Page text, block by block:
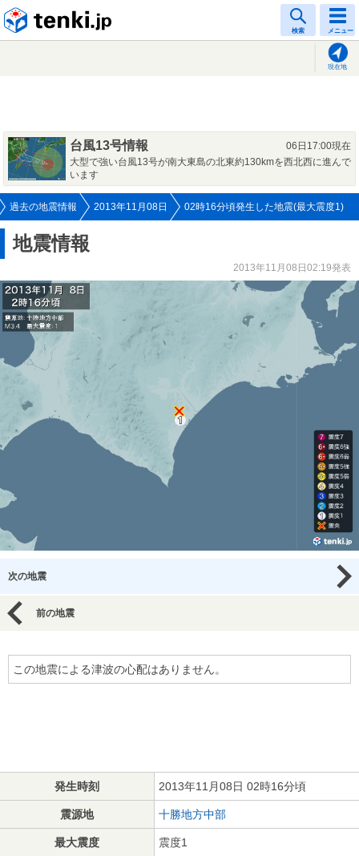
検索 メニュー
現在地
台風13号情報
06日17:00現在
大型で強い台風13号が南大東島の北東約130kmを西北西に進んで
います
過去の地震情報 2013年11月08日 02時16分頃発生した地震(最大震度1)
地震情報
2013年11月08日02:19発表
次の地震
前の地震
この地震による津波の心配はありません。
発生時刻 2013年11月08日 02時16分頃
震源地 十勝地方中部
最大震度 震度1